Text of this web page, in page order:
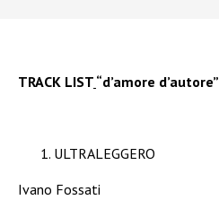
TRACK LIST “d’amore d’autore”
ULTRALEGGERO
Ivano Fossati